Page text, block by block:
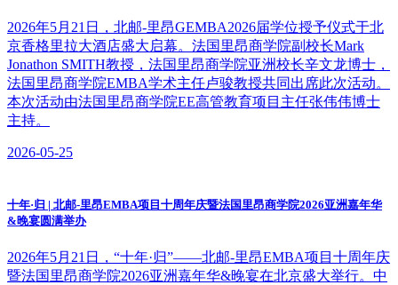
2026年5月21日，北邮-里昂GEMBA2026届学位授予仪式于北
京香格里拉大酒店盛大启幕。法国里昂商学院副校长Mark
Jonathon SMITH教授，法国里昂商学院亚洲校长辛文龙博士，
法国里昂商学院EMBA学术主任卢骏教授共同出席此次活动。
本次活动由法国里昂商学院EE高管教育项目主任张伟伟博士
主持。
2026-05-25
十年·归 | 北邮-里昂EMBA项目十周年庆暨法国里昂商学院2026亚洲嘉年华
&晚宴圆满举办
2026年5月21日，“十年·归”——北邮-里昂EMBA项目十周年庆
暨法国里昂商学院2026亚洲嘉年华&晚宴在北京盛大举行。中